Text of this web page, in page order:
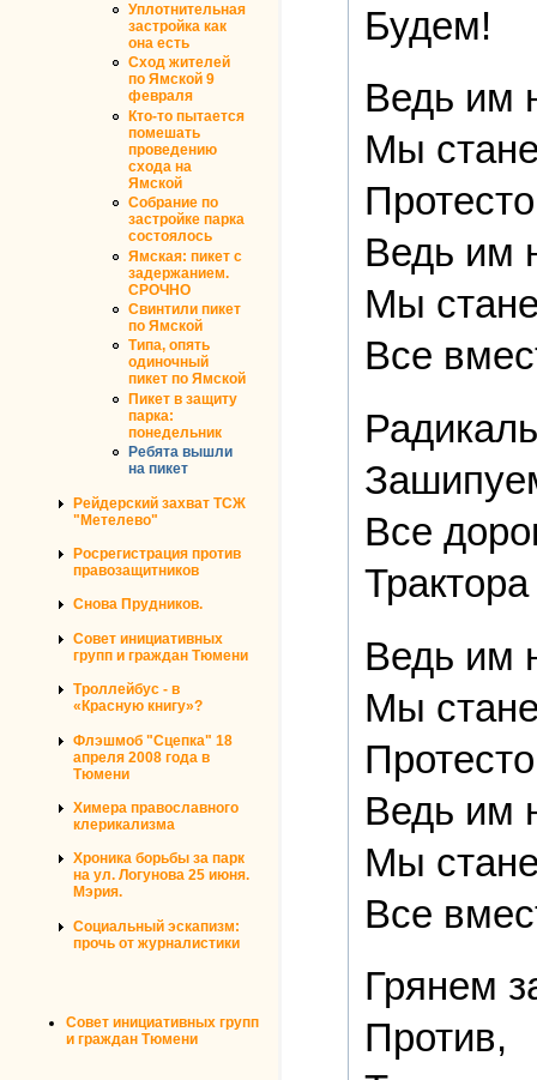
Уплотнительная
застройка как
она есть
Сход жителей
по Ямской 9
февраля
Кто-то пытается
помешать
проведению
схода на
Ямской
Собрание по
застройке парка
состоялось
Ямская: пикет с
задержанием.
СРОЧНО
Свинтили пикет
по Ямской
Типа, опять
одиночный
пикет по Ямской
Пикет в защиту
парка:
понедельник
Ребята вышли
на пикет
Рейдерский захват ТСЖ
"Метелево"
Росрегистрация против
правозащитников
Снова Прудников.
Совет инициативных
групп и граждан Тюмени
Троллейбус - в
«Красную книгу»?
Флэшмоб "Сцепка" 18
апреля 2008 года в
Тюмени
Химера православного
клерикализма
Хроника борьбы за парк
на ул. Логунова 25 июня.
Мэрия.
Социальный эскапизм:
прочь от журналистики
Совет инициативных групп
и граждан Тюмени
Будем!
Ведь им
Мы
Ведь им
Мы
Все
Все
Ведь им
Мы
Ведь им
Мы
Все
Грянем
Против,